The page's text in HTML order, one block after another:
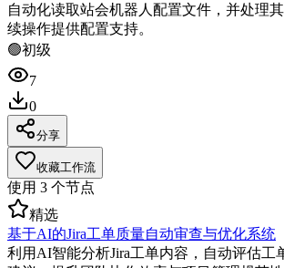
自动化读取站会机器人配置文件，并处理
续操作提供配置支持。
🟢初级
7
0
分享
收藏工作流
使用 3 个节点
精选
基于AI的Jira工单质量自动审查与优化系统
利用AI智能分析Jira工单内容，自动评估工